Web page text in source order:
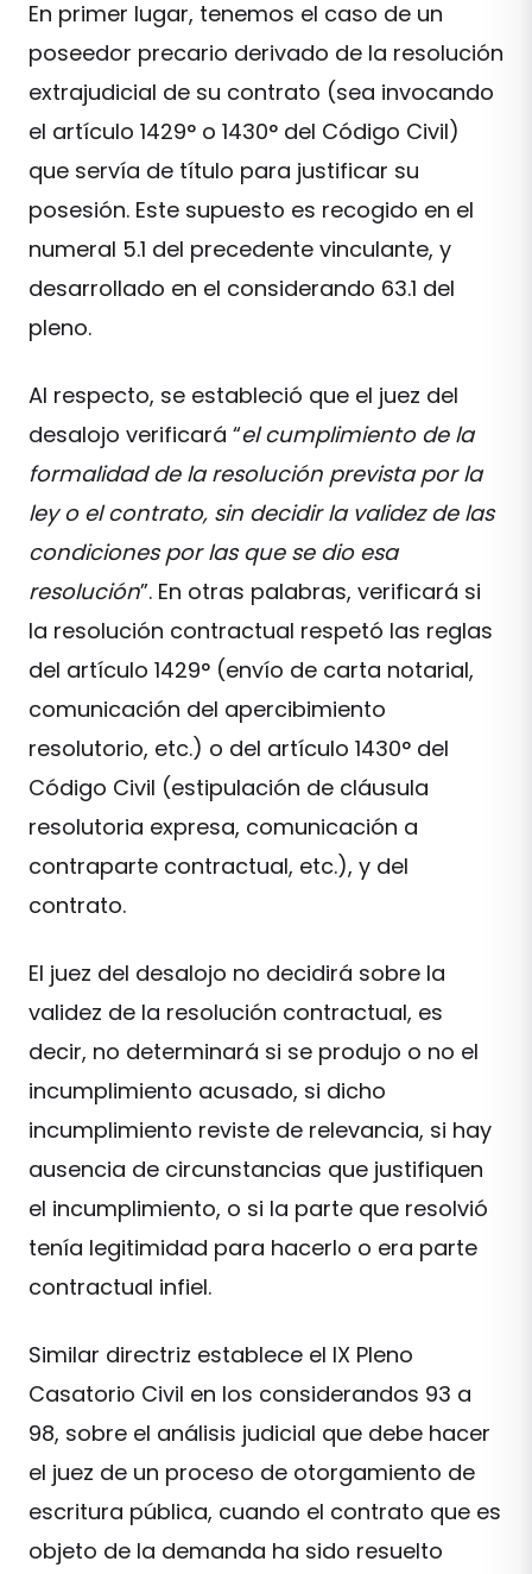
En primer lugar, tenemos el caso de un
poseedor precario derivado de la resolución
extrajudicial de su contrato (sea invocando
el artículo 1429° o 1430° del Código Civil)
que servía de título para justificar su
posesión. Este supuesto es recogido en el
numeral 5.1 del precedente vinculante, y
desarrollado en el considerando 63.1 del
pleno.
Al respecto, se estableció que el juez del
desalojo verificará “el cumplimiento de la
formalidad de la resolución prevista por la
ley o el contrato, sin decidir la validez de las
condiciones por las que se dio esa
resolución”. En otras palabras, verificará si
la resolución contractual respetó las reglas
del artículo 1429° (envío de carta notarial,
comunicación del apercibimiento
resolutorio, etc.) o del artículo 1430° del
Código Civil (estipulación de cláusula
resolutoria expresa, comunicación a
contraparte contractual, etc.), y del
contrato.
El juez del desalojo no decidirá sobre la
validez de la resolución contractual, es
decir, no determinará si se produjo o no el
incumplimiento acusado, si dicho
incumplimiento reviste de relevancia, si hay
ausencia de circunstancias que justifiquen
el incumplimiento, o si la parte que resolvió
tenía legitimidad para hacerlo o era parte
contractual infiel.
Similar directriz establece el IX Pleno
Casatorio Civil en los considerandos 93 a
98, sobre el análisis judicial que debe hacer
el juez de un proceso de otorgamiento de
escritura pública, cuando el contrato que es
objeto de la demanda ha sido resuelto